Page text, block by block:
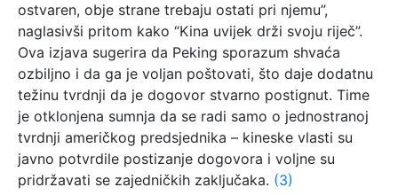
ostvaren, obje strane trebaju ostati pri njemu”,
naglasivši pritom kako “Kina uvijek drži svoju riječ”.
Ova izjava sugerira da Peking sporazum shvaća
ozbiljno i da ga je voljan poštovati, što daje dodatnu
težinu tvrdnji da je dogovor stvarno postignut. Time
je otklonjena sumnja da se radi samo o jednostranoj
tvrdnji američkog predsjednika – kineske vlasti su
javno potvrdile postizanje dogovora i voljne su
pridržavati se zajedničkih zaključaka. (3)